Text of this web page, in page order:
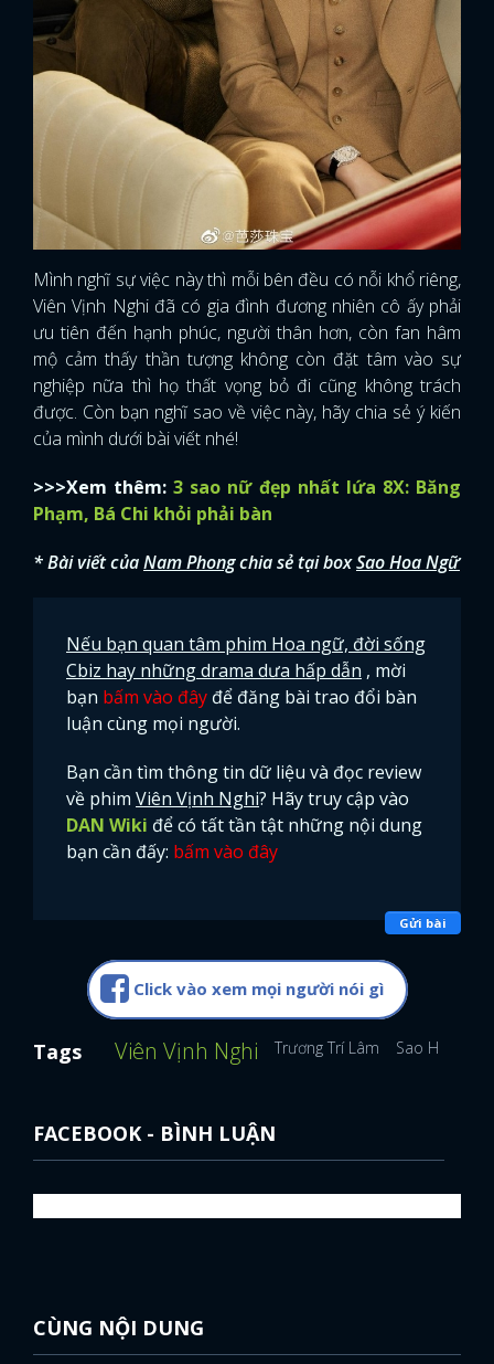
ĐĂNG NHẬP
Mình nghĩ sự việc này thì mỗi bên đều có nỗi khổ riêng,
Viên Vịnh Nghi đã có gia đình đương nhiên cô ấy phải
ưu tiên đến hạnh phúc, người thân hơn, còn fan hâm
mộ cảm thấy thần tượng không còn đặt tâm vào sự
nghiệp nữa thì họ thất vọng bỏ đi cũng không trách
được. Còn bạn nghĩ sao về việc này, hãy chia sẻ ý kiến
của mình dưới bài viết nhé!
>>>Xem thêm:3 sao nữ đẹp nhất lứa 8X: Băng
Phạm, Bá Chi khỏi phải bàn
* Bài viết củaNam Phongchia sẻ tại boxSao Hoa Ngữ
Nếu bạn quan tâm phim Hoa ngữ, đời sống
Cbiz hay những drama dưa hấp dẫn , mời
bạn bấm vào đây để đăng bài trao đổi bàn
luận cùng mọi người.
Bạn cần tìm thông tin dữ liệu và đọc review
về phim Viên Vịnh Nghi? Hãy truy cập vào
DAN Wiki để có tất tần tật những nội dung
bạn cần đấy: bấm vào đây
Gửi bài
Click vào xem mọi người nói gì
Tags Viên Vịnh Nghi Trương Trí Lâm Sao Hoa Ngữ
FACEBOOK - BÌNH LUẬN
CÙNG NỘI DUNG